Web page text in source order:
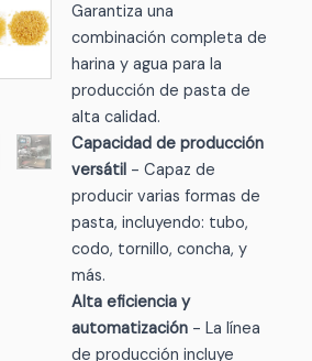
Garantiza una
combinación completa de
harina y agua para la
producción de pasta de
alta calidad.
Capacidad de producción
versátil- Capaz de
producir varias formas de
pasta, incluyendo: tubo,
codo, tornillo, concha, y
más.
Alta eficiencia y
automatización- La línea
de producción incluye